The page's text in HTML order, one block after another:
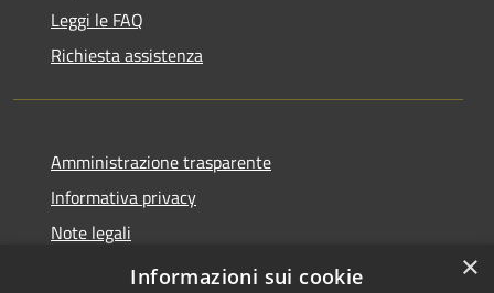
Leggi le FAQ
Richiesta assistenza
Amministrazione trasparente
Informativa privacy
Note legali
Dichiarazione di accessibilità
×
Informazioni sui cookie